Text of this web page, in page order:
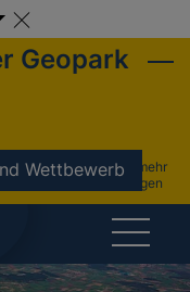
Geopark
Wettbewerbnicht mehr
anzeigen